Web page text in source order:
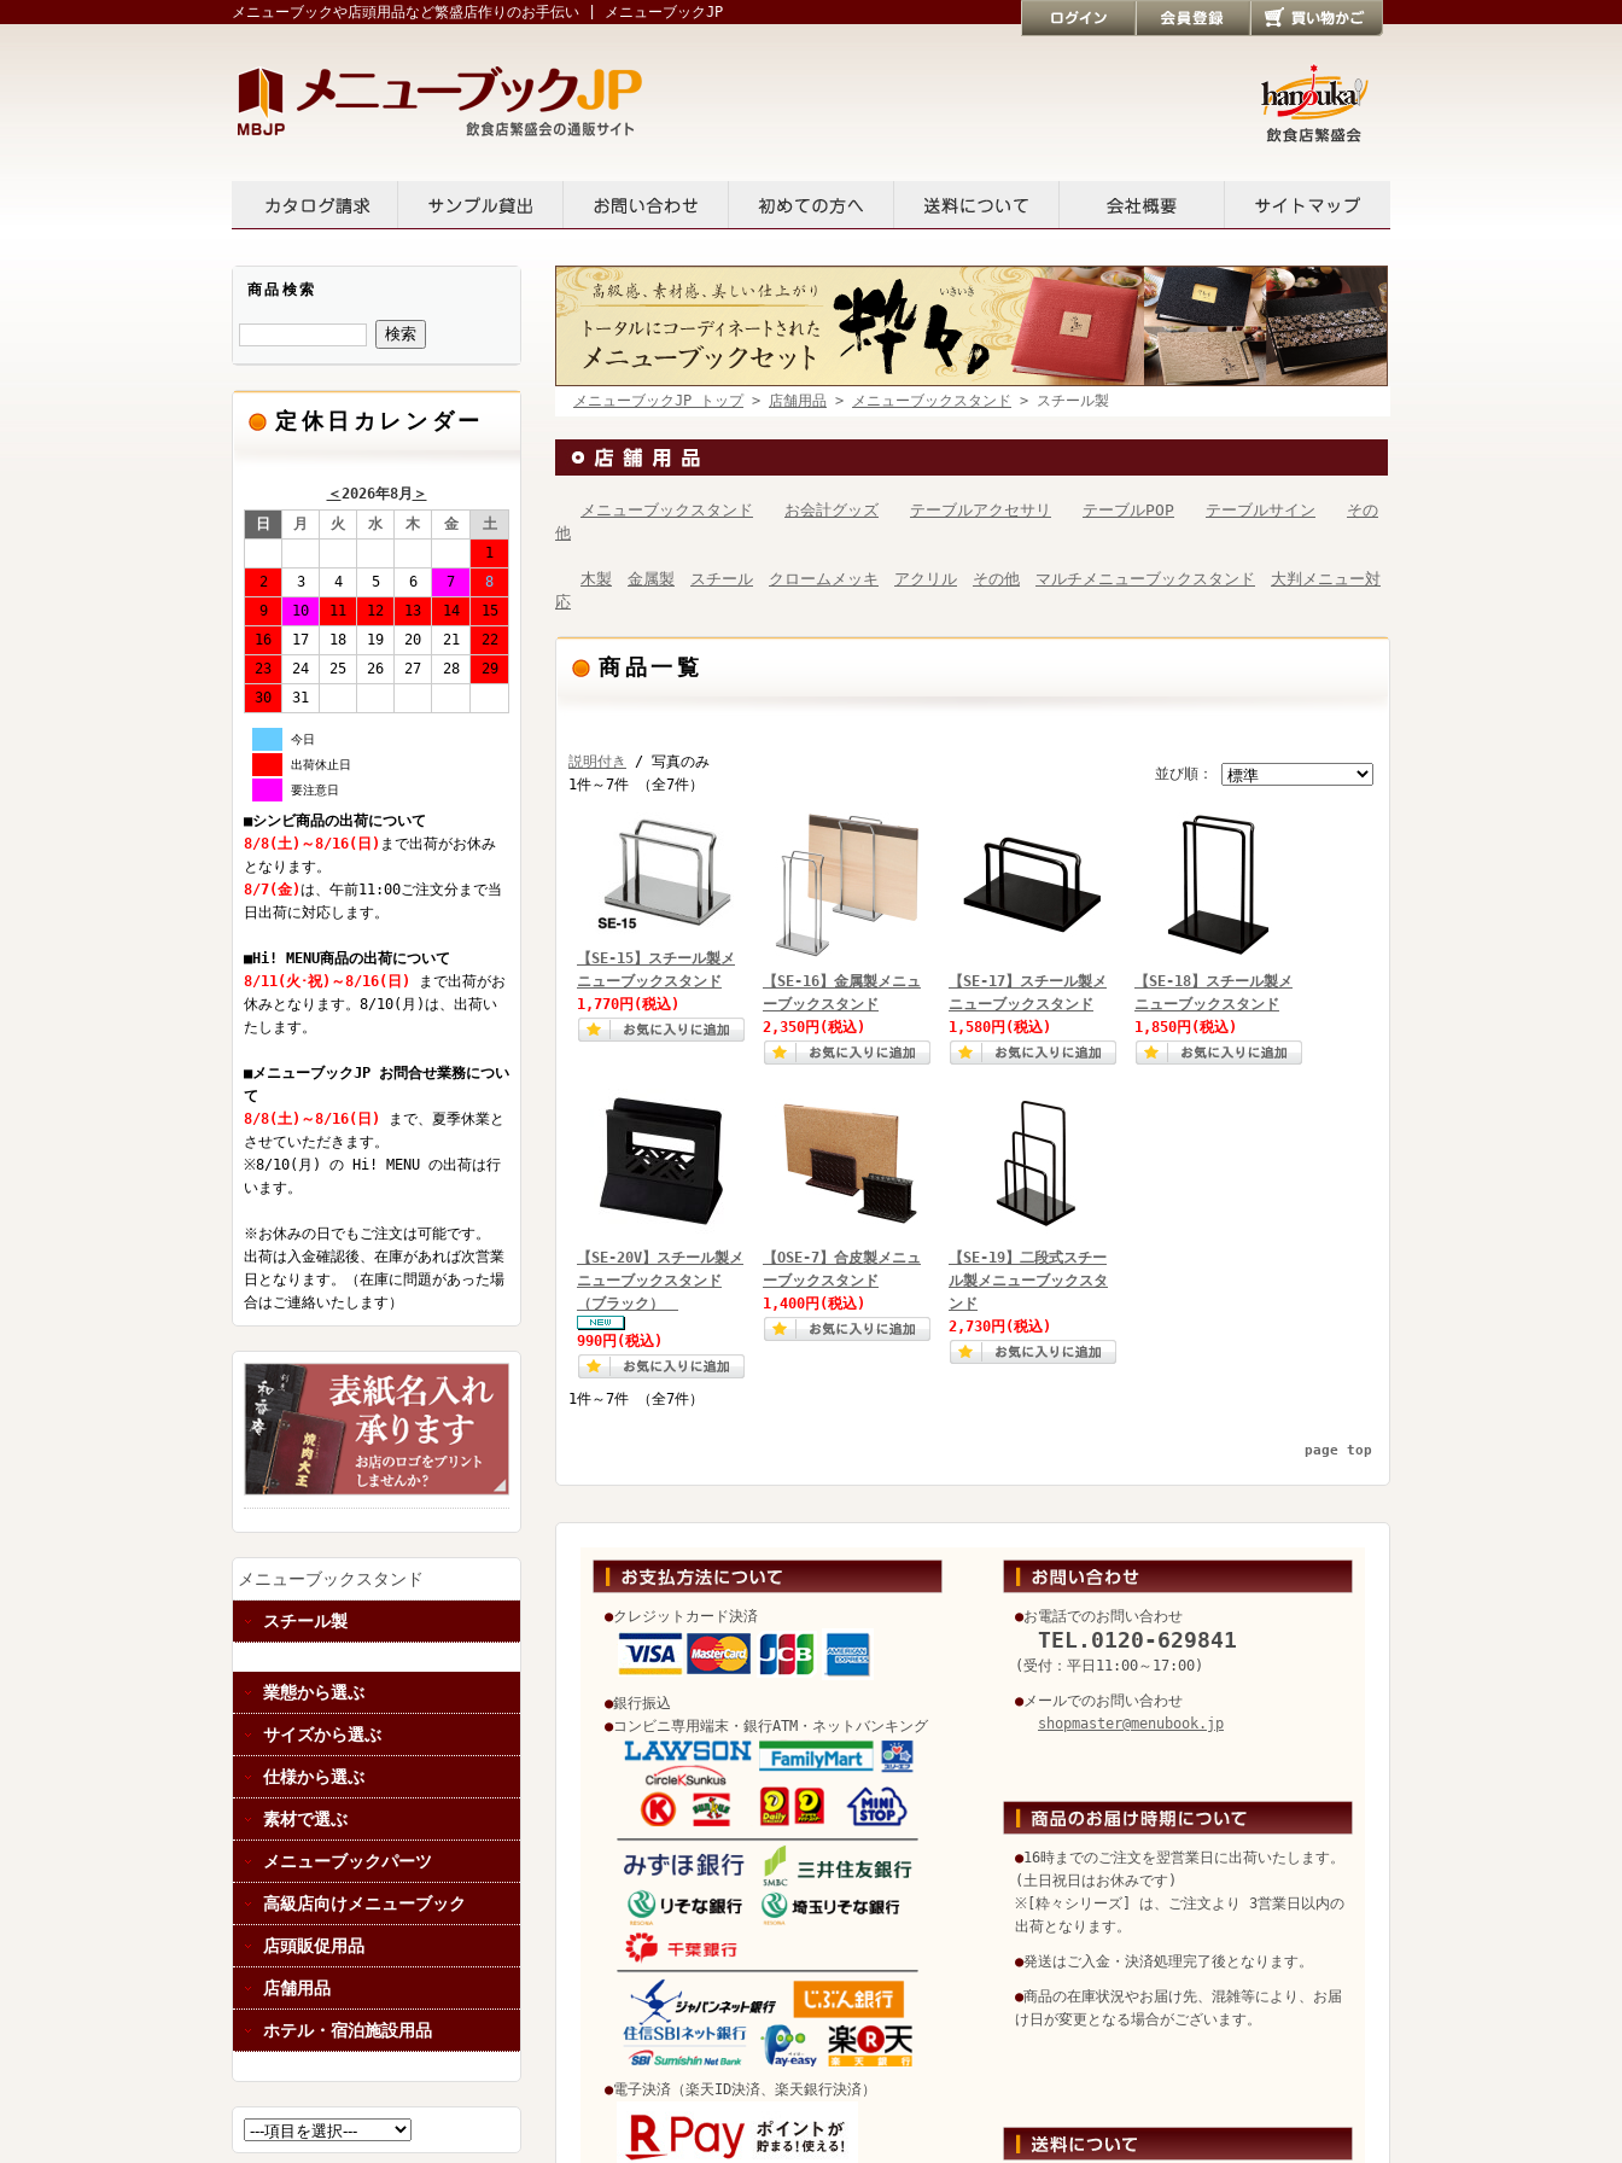
メニューブックや店頭用品など繁盛店作りのお手伝い | メニューブックJP
商品検索
定休日カレンダー
＜2026年8月 ＞
日
月 火 水 木 金
土
1
2
3 4 5 6 7
8
9
10 11 12 13 14
15
16
17 18 19 20 21
22
23
24 25 26 27 28
29
30
31
今日
出荷休止日
要注意日
■シンビ商品の出荷について
8/8(土)～8/16(日) まで出荷がお休み
となります。
8/7(金)は、午前11:00ご注文分まで当
日出荷に対応します。
■Hi! MENU商品の出荷について
8/11(火･祝)～8/16(日)
まで出荷がお
休みとなります。8/10(月)は、出荷い
たします。
■メニューブックJP お問合せ業務につい
て
8/8(土)～8/16(日)
まで、夏季休業と
させていただきます。
※8/10(月) の Hi! MENU の出荷は行
います。
※お休みの日でもご注文は可能です。
出荷は入金確認後、在庫があれば次営業
日となります。（在庫に問題があった場
合はご連絡いたします）
メニューブックスタンド
スチール製
業態から選ぶ
サイズから選ぶ
仕様から選ぶ
素材で選ぶ
メニューブックパーツ
高級店向けメニューブック
店頭販促用品
店舗用品
ホテル・宿泊施設用品
メニューブックJP トップ> 店舗用品 > メニューブックスタンド > スチール製
メニューブックスタンド お会計グッズ テーブルアクセサリ テーブルPOP テーブルサイン
その
他
木製 金属製 スチール クロームメッキ アクリル その他 マルチメニューブックスタンド
大判メニュー対
応
商品一覧
並び順：
説明付き
/ 写真のみ
1件～7件 （全7件）
【SE-15】スチール製メ
ニューブックスタンド
1,770円 (税込)
【SE-16】金属製メニュ
ーブックスタンド
2,350円 (税込)
【SE-17】スチール製メ
ニューブックスタンド
1,580円 (税込)
【SE-18】スチール製メ
ニューブックスタンド
1,850円 (税込)
【SE-20V】スチール製メ
ニューブックスタンド
（ブラック）
990円 (税込)
【OSE-7】合皮製メニュ
ーブックスタンド
1,400円 (税込)
【SE-19】二段式スチー
ル製メニューブックスタ
ンド
2,730円 (税込)
1件～7件 （全7件）
page top
●クレジットカード決済
●銀行振込
●コンビニ専用端末・銀行ATM・ネットバンキング
●電子決済（楽天ID決済、楽天銀行決済）
●お電話でのお問い合わせ
TEL.0120-629841
(受付：平日11:00～17:00)
●メールでのお問い合わせ
shopmaster@menubook.jp
●16時までのご注文を翌営業日に出荷いたします。
(土日祝日はお休みです)
※[粋々シリーズ] は、ご注文より 3営業日以内の
出荷となります。
●発送はご入金・決済処理完了後となります。
●商品の在庫状況やお届け先、混雑等により、お届
け日が変更となる場合がございます。